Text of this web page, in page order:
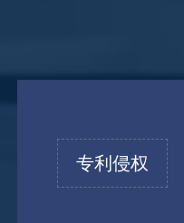
专利侵权